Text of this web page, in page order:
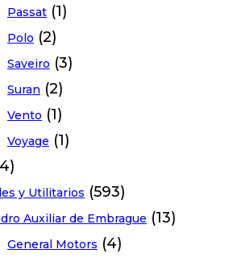
Passat (1)
Polo (2)
Saveiro (3)
Suran (2)
Vento (1)
Voyage (1)
y Utilitarios (593)
Auxiliar de Embrague (13)
General Motors (4)